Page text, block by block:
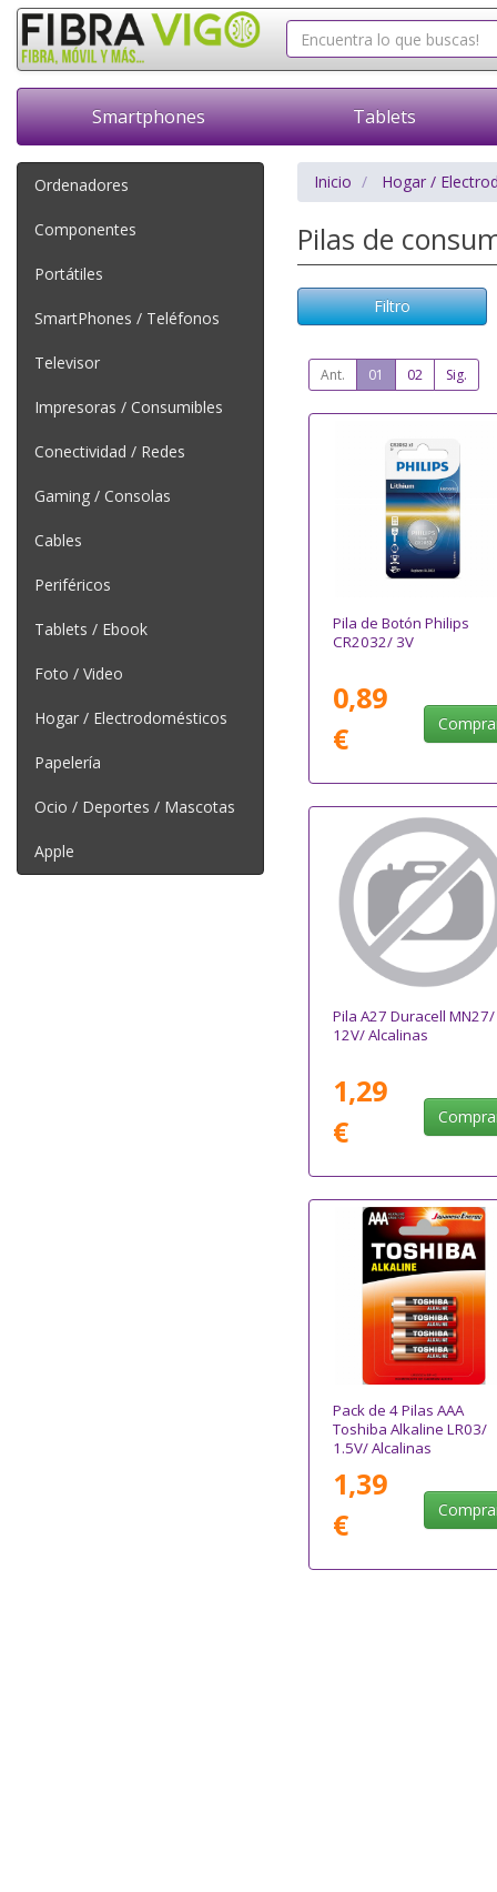
Smartphones Tablets
Ordenadores
Componentes
Portátiles
SmartPhones / Teléfonos
Televisor
Impresoras / Consumibles
Conectividad / Redes
Gaming / Consolas
Cables
Periféricos
Tablets / Ebook
Foto / Video
Hogar / Electrodomésticos
Papelería
Ocio / Deportes / Mascotas
Apple
Inicio Hogar /
Pilas de
Filtro
Ant. 01 02 Sig.
Pila de Botón Philips
CR2032/ 3V
0,89
€
Pila A27 Duracell MN27/
12V/ Alcalinas
1,29
€
Pack de 4 Pilas AAA
Toshiba Alkaline LR03/
1.5V/ Alcalinas
1,39
€